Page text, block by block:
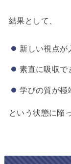
結果として、
新しい視点が
素直に吸収で
学びの質が極
という状態に陥